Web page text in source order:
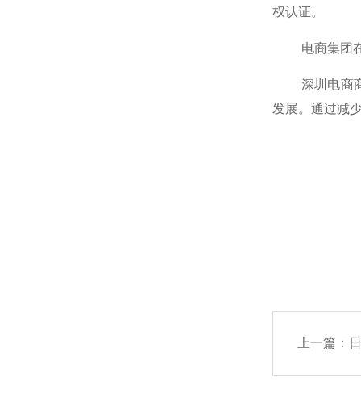
权认证。
电商集团在
深圳电商商
发展。通过减
上一篇： 日